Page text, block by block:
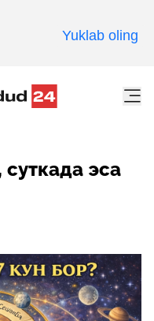
эса
Yuklab oling